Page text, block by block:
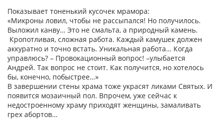
Показывает тоненький кусочек мрамора:
«Микроны ловил, чтобы не рассыпался! Но получилось.
Выложил канву… Это не смальта, а природный камень.
Кропотливая, сложная работа. Каждый камушек должен
аккуратно и точно встать. Уникальная работа… Когда
управлюсь? – Провокационный вопрос! –улыбается
Андрей. Так вопрос не стоит. Как получится, но хотелось
бы, конечно, побыстрее…»
В завершении стены храма тоже украсят ликами Святых. И
появится мозаичный пол. Впрочем, уже сейчас к
недостроенному храму приходят женщины, замаливать
грех абортов…